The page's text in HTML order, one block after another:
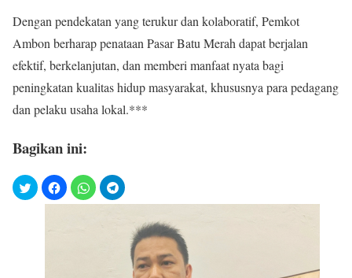
Dengan pendekatan yang terukur dan kolaboratif, Pemkot
Ambon berharap penataan Pasar Batu Merah dapat berjalan
efektif, berkelanjutan, dan memberi manfaat nyata bagi
peningkatan kualitas hidup masyarakat, khususnya para pedagang
dan pelaku usaha lokal.***
Bagikan ini: